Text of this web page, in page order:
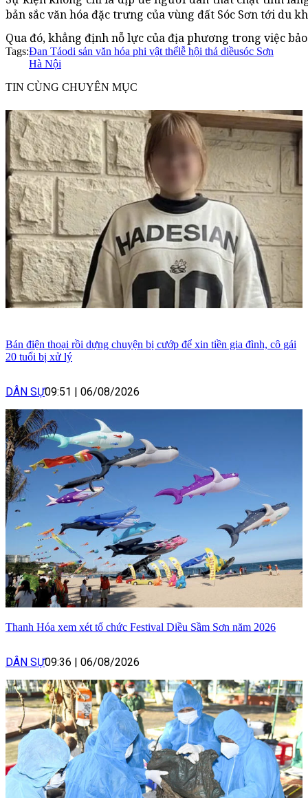
bản sắc văn hóa đặc trưng của vùng đất Sóc Sơn tới du
Qua đó, khẳng định nỗ lực của địa phương trong việc
Tags:Đan Tảodi sản văn hóa phi vật thểlễ hội thả diềusóc Sơn
Hà Nội
TIN CÙNG CHUYÊN MỤC
Bán điện thoại rồi dựng chuyện bị cướp để xin tiền gia đình, cô gái
20 tuổi bị xử lý
DÂN SỰ09:51 06/08/2026
Thanh Hóa xem xét tổ chức Festival Diều Sầm Sơn năm 2026
DÂN SỰ09:36 06/08/2026